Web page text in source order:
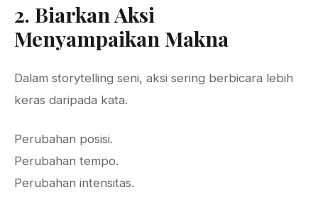
2. Biarkan Aksi
Menyampaikan Makna
Dalam storytelling seni, aksi sering berbicara lebih
keras daripada kata.
Perubahan posisi.
Perubahan tempo.
Perubahan intensitas.